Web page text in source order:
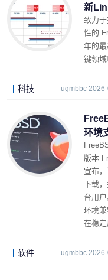
新
致力
性的
年的
键领域
科技 ugmbbc
环境
版本
宣布
下载
台用
环境
在稳定
软件 ugmbbc